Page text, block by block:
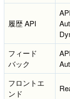
履歴 API
フィード
バック
フロントエ
ンド